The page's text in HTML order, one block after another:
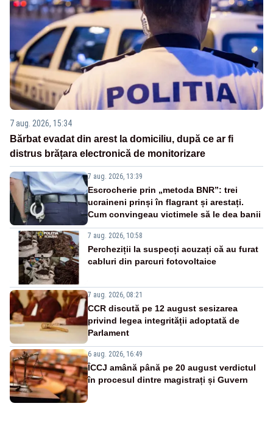
7 aug. 2026, 15:34
Bărbat evadat din arest la domiciliu, după ce ar fi
distrus brățara electronică de monitorizare
7 aug. 2026, 13:39
Escrocherie prin „metoda BNR”: trei
ucraineni prinși în flagrant și arestați.
Cum convingeau victimele să le dea banii
7 aug. 2026, 10:58
Percheziții la suspecți acuzați că au furat
cabluri din parcuri fotovoltaice
7 aug. 2026, 08:21
CCR discută pe 12 august sesizarea
privind legea integrității adoptată de
Parlament
6 aug. 2026, 16:49
ÎCCJ amână până pe 20 august verdictul
în procesul dintre magistrați și Guvern